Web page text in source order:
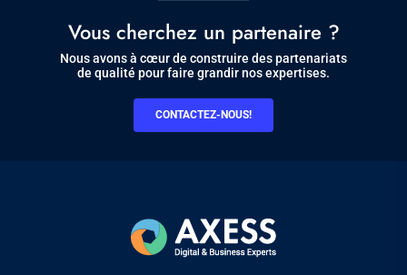
Vous cherchez un partenaire ?
Nous avons à cœur de construire des partenariats
de qualité pour faire grandir nos expertises.
CONTACTEZ-NOUS!